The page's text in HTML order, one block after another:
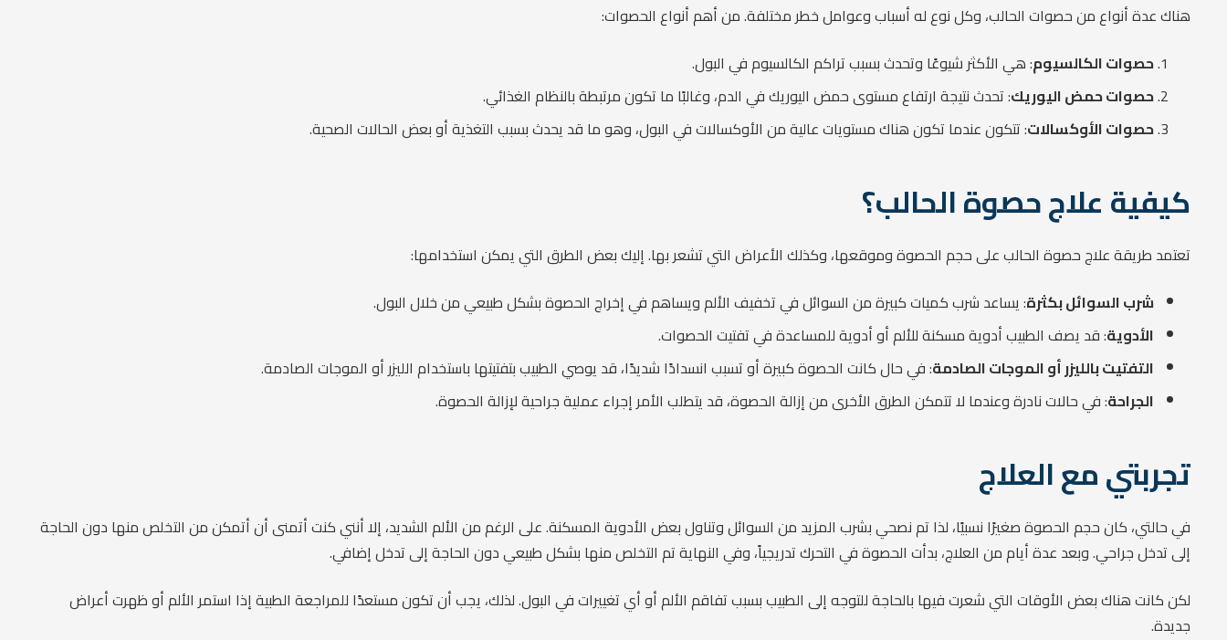
هناك عدة أنواع من حصوات الحالب، وكل نوع له أسباب وعوامل خطر مختلفة. من أهم أنواع الحصوات:
حصوات الكالسيوم: هي الأكثر شيوعًا وتحدث بسبب تراكم الكالسيوم في البول.
حصوات حمض اليوريك: تحدث نتيجة ارتفاع مستوى حمض اليوريك في الدم، وغالبًا ما تكون مرتبطة بالنظام الغذائي.
حصوات الأوكسالات: تتكون عندما تكون هناك مستويات عالية من الأوكسالات في البول، وهو ما قد يحدث بسبب التغذية أو بعض الحالات الصحية.
كيفية علاج حصوة الحالب؟
تعتمد طريقة علاج حصوة الحالب على حجم الحصوة وموقعها، وكذلك الأعراض التي تشعر بها. إليك بعض الطرق التي يمكن استخدامها:
شرب السوائل بكثرة: يساعد شرب كميات كبيرة من السوائل في تخفيف الألم ويساهم في إخراج الحصوة بشكل طبيعي من خلال البول.
الأدوية: قد يصف الطبيب أدوية مسكنة للألم أو أدوية للمساعدة في تفتيت الحصوات.
التفتيت بالليزر أو الموجات الصادمة: في حال كانت الحصوة كبيرة أو تسبب انسدادًا شديدًا، قد يوصي الطبيب بتفتيتها باستخدام الليزر أو الموجات الصادمة.
الجراحة: في حالات نادرة وعندما لا تتمكن الطرق الأخرى من إزالة الحصوة، قد يتطلب الأمر إجراء عملية جراحية لإزالة الحصوة.
تجربتي مع العلاج
في حالتي، كان حجم الحصوة صغيرًا نسبيًا، لذا تم نصحي بشرب المزيد من السوائل وتناول بعض الأدوية المسكنة. على الرغم من الألم الشديد، إلا أنني كنت أتمنى أن أتمكن من التخلص منها دون الحاجة
إلى تدخل جراحي. وبعد عدة أيام من العلاج، بدأت الحصوة في التحرك تدريجياً، وفي النهاية تم التخلص منها بشكل طبيعي دون الحاجة إلى تدخل إضافي.
لكن كانت هناك بعض الأوقات التي شعرت فيها بالحاجة للتوجه إلى الطبيب بسبب تفاقم الألم أو أي تغييرات في البول. لذلك، يجب أن تكون مستعدًا للمراجعة الطبية إذا استمر الألم أو ظهرت أعراض
جديدة.